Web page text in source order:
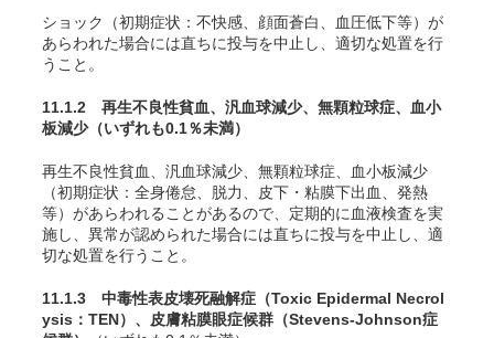
ショック（初期症状：不快感、顔面蒼白、血圧低下等）が
あらわれた場合には直ちに投与を中止し、適切な処置を行
うこと。
11.1.2 再生不良性貧血、汎血球減少、無顆粒球症、血小
板減少（いずれも0.1％未満）
再生不良性貧血、汎血球減少、無顆粒球症、血小板減少
（初期症状：全身倦怠、脱力、皮下・粘膜下出血、発熱
等）があらわれることがあるので、定期的に血液検査を実
施し、異常が認められた場合には直ちに投与を中止し、適
切な処置を行うこと。
11.1.3 中毒性表皮壊死融解症（Toxic Epidermal Necrol
ysis：TEN）、皮膚粘膜眼症候群（Stevens-Johnson症